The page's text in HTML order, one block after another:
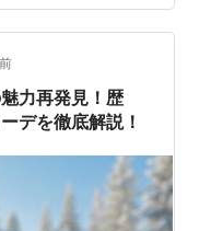
す。」 ⇔「Ovo je
ォ ィエ ヴルロ ウ
is a very comfort…
力再発見！歴
デを徹底解説！